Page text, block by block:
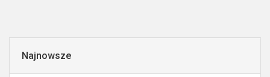
Najnowsze